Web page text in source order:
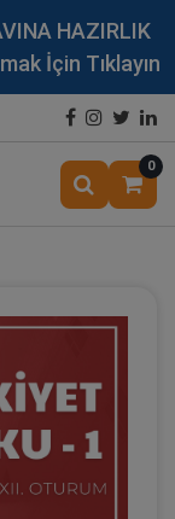
HAZIRLIK
İçin Tıklayın
0